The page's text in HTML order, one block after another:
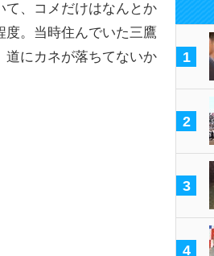
て、コメだけはなんとか
度。当時住んでいた三鷹
道にカネが落ちてないか
1
2
3
4